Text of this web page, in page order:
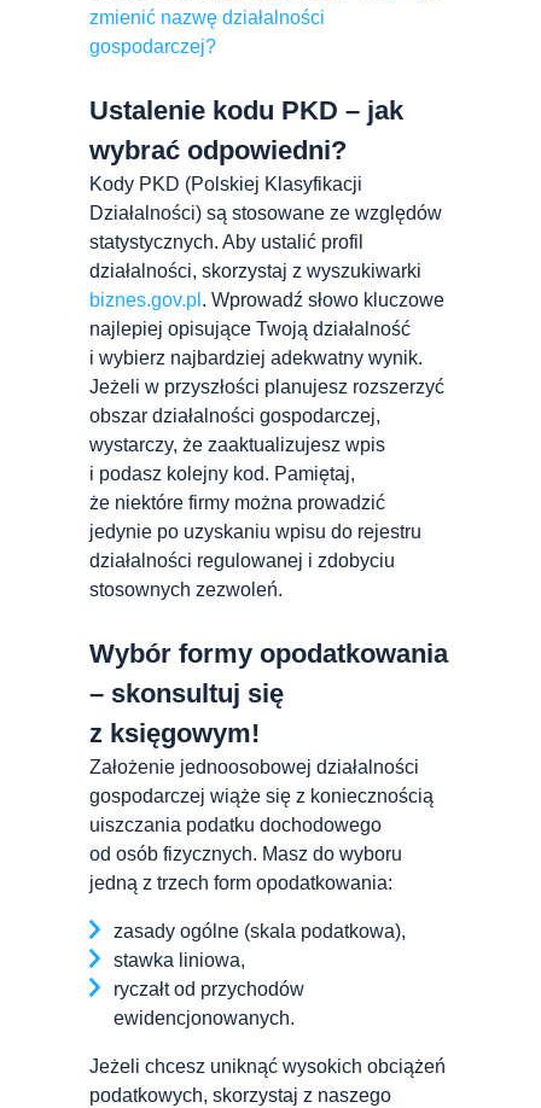
zmienić nazwę działalności
gospodarczej?
Ustalenie kodu PKD – jak
wybrać odpowiedni?
Kody PKD (Polskiej Klasyfikacji
Działalności) są stosowane ze względów
statystycznych. Aby ustalić profil
działalności, skorzystaj z wyszukiwarki
biznes.gov.pl . Wprowadź słowo kluczowe
najlepiej opisujące Twoją działalność
i wybierz najbardziej adekwatny wynik.
Jeżeli w przyszłości planujesz rozszerzyć
obszar działalności gospodarczej,
wystarczy, że zaaktualizujesz wpis
i podasz kolejny kod. Pamiętaj,
że niektóre firmy można prowadzić
jedynie po uzyskaniu wpisu do rejestru
działalności regulowanej i zdobyciu
stosownych zezwoleń.
Wybór formy opodatkowania
– skonsultuj się
z księgowym!
Założenie jednoosobowej działalności
gospodarczej wiąże się z koniecznością
uiszczania podatku dochodowego
od osób fizycznych. Masz do wyboru
jedną z trzech form opodatkowania:
zasady ogólne (skala podatkowa),
stawka liniowa,
ryczałt od przychodów
ewidencjonowanych.
Jeżeli chcesz uniknąć wysokich obciążeń
podatkowych, skorzystaj z naszego